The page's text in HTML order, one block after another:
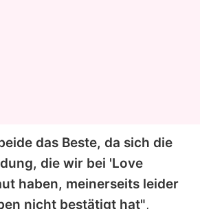
das Beste, da sich die
die wir bei 'Love
haben, meinerseits leider
nicht bestätigt hat",